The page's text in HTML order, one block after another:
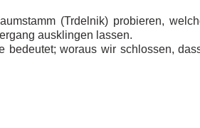
(Trdelnik) probieren,
ausklingen lassen.
bedeutet; woraus wir schlossen,